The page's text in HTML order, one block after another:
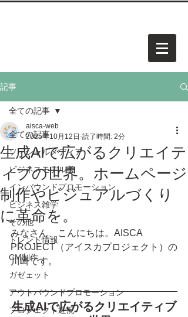
記事
全ての記事
ソーシャルメディア
ビジネスモデル考
インバウンドプロモーション
ビジネス雑学
その他
トレンド情報
CM制作
ガゼェット
アウトバウンドプロモーション
プロジェクト近況
全ての記事
生成AIで広がるクリエイテ
ィブの世界。ホームページ
制作やビジュアルづくり
に革命を。
aisca-web
2025年10月12日 読了時間: 2分
みなさん、こんにちは。AISCA
PROJECT（アイスカプロジェクト）の
川崎です。
生成AIで広がるクリエイティブ